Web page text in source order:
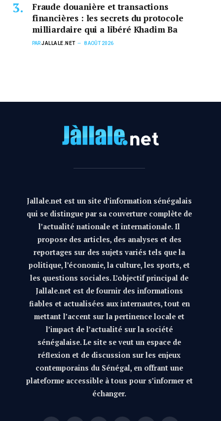
Fraude douanière et transactions
financières : les secrets du protocole
milliardaire qui a libéré Khadim Ba
PARJALLALE.NET 8 AOÛT 2026
Jallale.net est un site d’information sénégalais
qui se distingue par sa couverture complète de
l’actualité nationale et internationale. Il
propose des articles, des analyses et des
reportages sur des sujets variés tels que la
politique, l’économie, la culture, les sports, et
les questions sociales. L’objectif principal de
Jallale.net est de fournir des informations
fiables et actualisées aux internautes, tout en
mettant l’accent sur la pertinence locale et
l’impact de l’actualité sur la société
sénégalaise. Le site se veut un espace de
réflexion et de discussion sur les enjeux
contemporains du Sénégal, en offrant une
plateforme accessible à tous pour s’informer et
échanger.